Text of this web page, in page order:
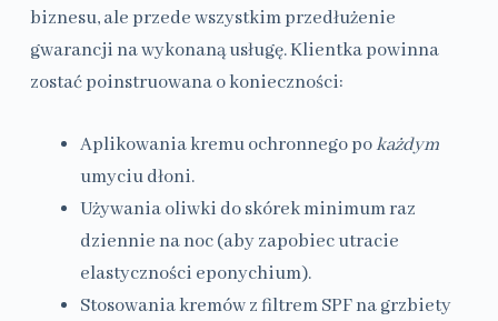
biznesu, ale przede wszystkim przedłużenie
gwarancji na wykonaną usługę. Klientka powinna
zostać poinstruowana o konieczności:
Aplikowania kremu ochronnego pokażdym
umyciu dłoni.
Używania oliwki do skórek minimum raz
dziennie na noc (aby zapobiec utracie
elastyczności eponychium).
Stosowania kremów z filtrem SPF na grzbiety